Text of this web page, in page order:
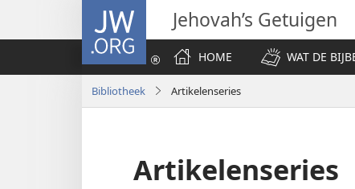
JW.ORG Jehovah’s Getuigen
HOME
WAT DE
Bibliotheek Artikelenseries
Artikelenseries